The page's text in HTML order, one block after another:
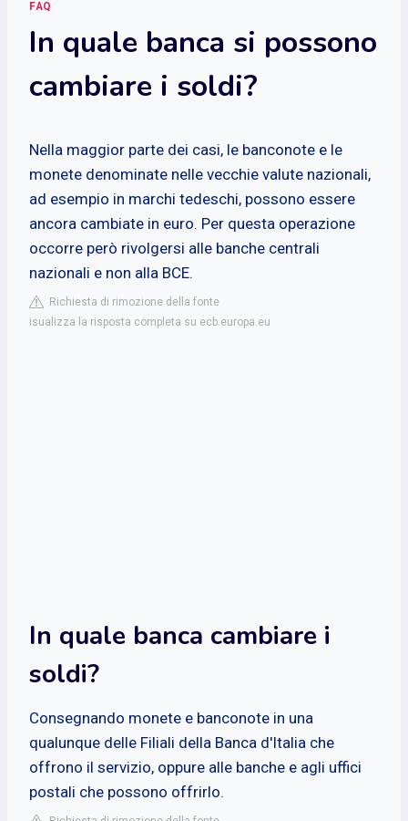
FAQ
In quale banca si possono
cambiare i soldi?
Nella maggior parte dei casi, le banconote e le
monete denominate nelle vecchie valute nazionali,
ad esempio in marchi tedeschi, possono essere
ancora cambiate in euro. Per questa operazione
occorre però rivolgersi alle banche centrali
nazionali e non alla BCE.
Richiesta di rimozione della fonte
isualizza la risposta completa su ecb.europa.eu
In quale banca cambiare i
soldi?
Consegnando monete e banconote in una
qualunque delle Filiali della Banca d'Italia che
offrono il servizio, oppure alle banche e agli uffici
postali che possono offrirlo.